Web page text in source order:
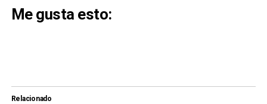
Me gusta esto:
Relacionado